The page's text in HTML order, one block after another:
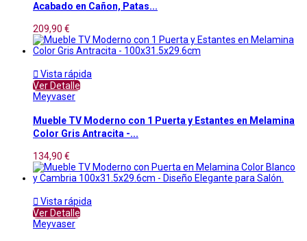
Acabado en Cañon, Patas...
209,90 €
 Vista rápida
Ver Detalle
Meyvaser
Mueble TV Moderno con 1 Puerta y Estantes en Melamina
Color Gris Antracita -...
134,90 €
 Vista rápida
Ver Detalle
Meyvaser